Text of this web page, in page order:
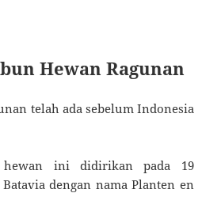
Hewan Ragunan
telah ada sebelum Indonesia
hewan ini didirikan pada 19
dengan nama Planten en